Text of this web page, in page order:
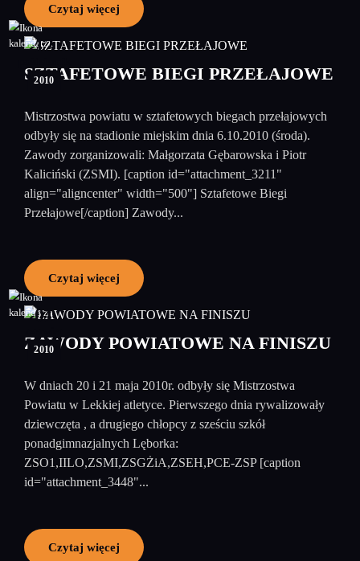
Czytaj więcej
12
2010
SZTAFETOWE BIEGI PRZEŁAJOWE
Mistrzostwa powiatu w sztafetowych biegach przełajowych
odbyły się na stadionie miejskim dnia 6.10.2010 (środa).
Zawody zorganizowali: Małgorzata Gębarowska i Piotr
Kaliciński (ZSMI). [caption id="attachment_3211"
align="aligncenter" width="500"] Sztafetowe Biegi
Przełajowe[/caption] Zawody...
Czytaj więcej
01
2010
ZAWODY POWIATOWE NA FINISZU
W dniach 20 i 21 maja 2010r. odbyły się Mistrzostwa
Powiatu w Lekkiej atletyce. Pierwszego dnia rywalizowały
dziewczęta , a drugiego chłopcy z sześciu szkół
ponadgimnazjalnych Lęborka:
ZSO1,IILO,ZSMI,ZSGŻiA,ZSEH,PCE-ZSP [caption
id="attachment_3448"...
Czytaj więcej